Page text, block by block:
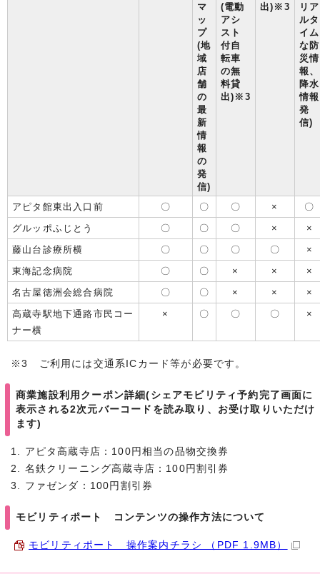
マ
ッ
プ
(地
域
店
舗
の
最
新
情
報
の
発
信)
(電動
アシ
スト
付自
転車
の無
料貸
出)※3
出)※3
リア
ルタ
イム
な防
災情
報、
降水
情報
発
信)
アピタ館東出入口前 〇 〇 〇 ×
〇
グルッポふじとう
〇 〇 〇 ×
×
藤山台診療所横
〇 〇 〇 〇
×
東海記念病院
〇 〇 × ×
×
名古屋徳洲会総合病院
〇 〇 × ×
×
高蔵寺駅地下通路市民コー
ナー横
× 〇 〇 〇 ×
※3 ご利用には交通系ICカード等が必要です。
商業施設利用クーポン詳細(シェアモビリティ予約完了画面に
表示される2次元バーコードを読み取り、お受け取りいただけ
ます)
1. アピタ高蔵寺店：100円相当の品物交換券
2. 名鉄クリーニング高蔵寺店：100円割引券
3. ファゼンダ：100円割引券
モビリティポート コンテンツの操作方法について
モビリティポート 操作案内チラシ （PDF 1.9MB）